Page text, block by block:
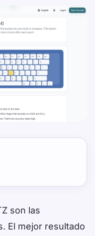
son las
El mejor resultado